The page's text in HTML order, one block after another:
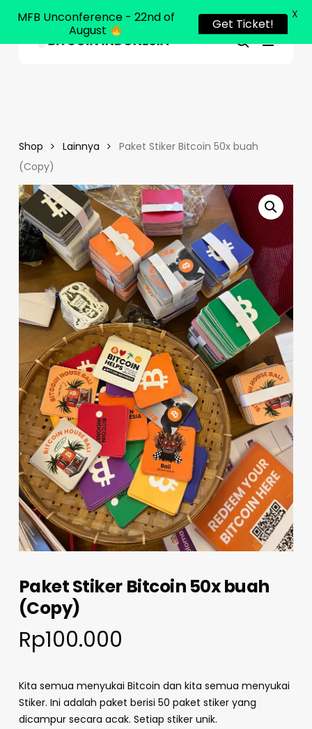
search
Menu
Shop Lainnya
Paket Stiker Bitcoin 50x buah
(Copy)
Paket Stiker Bitcoin 50x buah
(Copy)
Rp100.000
Kita semua menyukai Bitcoin dan kita semua menyukai
Stiker. Ini adalah paket berisi 50 paket stiker yang
dicampur secara acak. Setiap stiker unik.
Close
MFB Unconference - 22nd of
August
Get Ticket!
X